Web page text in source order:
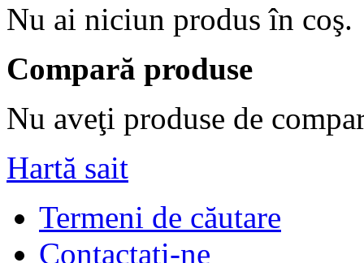
Nu ai niciun produs în coş.
Compară produse
Nu aveţi produse de
Hartă sait
Termeni de căutare
Contactaţi-ne